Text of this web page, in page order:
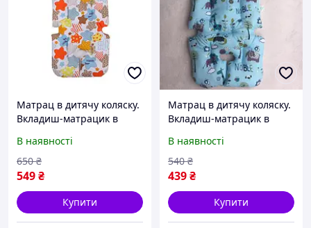
Матрац в дитячу коляску.
Вкладиш-матрацик в
В наявності
549₴
650 ₴
Купити
Матрац в дитячу коляску.
Вкладиш-матрацик в
В наявності
439₴
540 ₴
Купити